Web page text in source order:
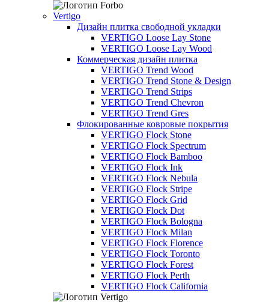
Vertigo
Дизайн плитка свободной укладки
VERTIGO Loose Lay Stone
VERTIGO Loose Lay Wood
Коммерческая дизайн плитка
VERTIGO Trend Wood
VERTIGO Trend Stone & Design
VERTIGO Trend Strips
VERTIGO Trend Chevron
VERTIGO Trend Gres
Флокированные ковровые покрытия
VERTIGO Flock Stone
VERTIGO Flock Spectrum
VERTIGO Flock Bamboo
VERTIGO Flock Ink
VERTIGO Flock Nebula
VERTIGO Flock Stripe
VERTIGO Flock Grid
VERTIGO Flock Dot
VERTIGO Flock Bologna
VERTIGO Flock Milan
VERTIGO Flock Florence
VERTIGO Flock Toronto
VERTIGO Flock Forest
VERTIGO Flock Perth
VERTIGO Flock California